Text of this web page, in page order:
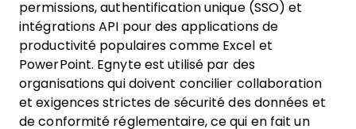
permissions, authentification unique (SSO) et
intégrations API pour des applications de
productivité populaires comme Excel et
PowerPoint. Egnyte est utilisé par des
organisations qui doivent concilier collaboration
et exigences strictes de sécurité des données et
de conformité réglementaire, ce qui en fait un